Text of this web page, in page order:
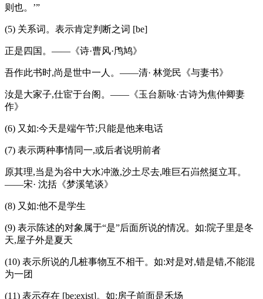
则也。’”
(5) 关系词。表示肯定判断之词 [be]
正是四国。——《诗·曹风·鸤鸠》
吾作此书时,尚是世中一人。——清· 林觉民《与妻书》
汝是大家子,仕宦于台阁。——《玉台新咏·古诗为焦仲卿妻
作》
(6) 又如:今天是端午节;只能是他来电话
(7) 表示两种事情同一,或后者说明前者
原其理,当是为谷中大水冲激,沙土尽去,唯巨石岿然挺立耳。
——宋· 沈括《梦溪笔谈》
(8) 又如:他不是学生
(9) 表示陈述的对象属于“是”后面所说的情况。如:院子里是冬
天,屋子外是夏天
(10) 表示所说的几桩事物互不相干。如:对是对,错是错,不能混
为一团
(11) 表示存在 [be;exist]。如:房子前面是禾场